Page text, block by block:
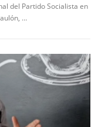
del Partido Socialista en
…